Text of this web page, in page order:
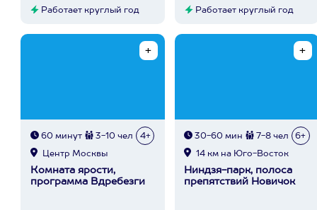
Работает круглый год Работает круглый год
60 минут 3-10 чел 4+
Центр Москвы
Комната ярости,
программа Вдребезги
30-60 мин 7-8 чел 6+
14 км на Юго-Восток
Ниндзя-парк, полоса
препятствий Новичок